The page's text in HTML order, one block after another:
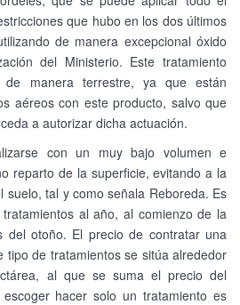
que hubo en los dos últimos
de manera excepcional óxido
del Ministerio. Este tratamiento
de manera terrestre, ya que están
aéreos con este producto, salvo que
a autorizar dicha actuación.
con un muy bajo volumen e
reparto de la superficie, evitando a la
suelo, tal y como señala Reboreda. Es
al año, al comienzo de la
del otoño. El precio de contratar una
tipo de tratamientos se sitúa alrededor
al que se suma el precio del
hacer solo un tratamiento es